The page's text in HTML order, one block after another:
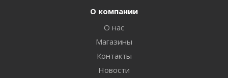
О компании
О нас
Магазины
Контакты
Новости